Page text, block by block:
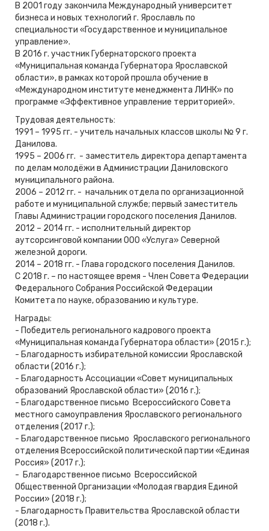
В 2001 году закончила Международный университет
бизнеса и новых технологий г. Ярославль по
специальности «Государственное и муниципальное
управление».
В 2016 г. участник Губернаторского проекта
«Муниципальная команда Губернатора Ярославской
области», в рамках которой прошла обучение в
«Международном институте менеджмента ЛИНК» по
программе «Эффективное управление территорией».
Трудовая деятельность:
1991 – 1995 гг. - учитель начальных классов школы № 9 г.
Данилова.
1995 – 2006 гг. - заместитель директора департамента
по делам молодёжи в Администрации Даниловского
муниципального района.
2006 – 2012 гг. - начальник отдела по организационной
работе и муниципальной службе; первый заместитель
Главы Администрации городского поселения Данилов.
2012 – 2014 гг. - исполнительный директор
аутсорсинговой компании ООО «Услуга» Северной
железной дороги.
2014 – 2018 гг. - Глава городского поселения Данилов.
С 2018 г. – по настоящее время - Член Совета Федерации
Федерального Собрания Российской Федерации
Комитета по науке, образованию и культуре.
Награды:
- Победитель регионального кадрового проекта
«Муниципальная команда Губернатора области» (2015 г.);
- Благодарность избирательной комиссии Ярославской
области (2016 г.);
- Благодарность Ассоциации «Совет муниципальных
образований Ярославской области» (2016 г.);
- Благодарственное письмо Всероссийского Совета
местного самоуправления Ярославского регионального
отделения (2017 г.);
- Благодарственное письмо Ярославского регионального
отделения Всероссийской политической партии «Единая
Россия» (2017 г.);
- Благодарственное письмо Всероссийской
Общественной Организации «Молодая гвардия Единой
России» (2018 г.);
- Благодарность Правительства Ярославской области
(2018 г.).